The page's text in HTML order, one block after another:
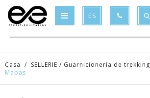
ES
Casa / SELLERIE / Guarnicionería de trekking
Mapas
Product added to the cart
Product deleted from the cart